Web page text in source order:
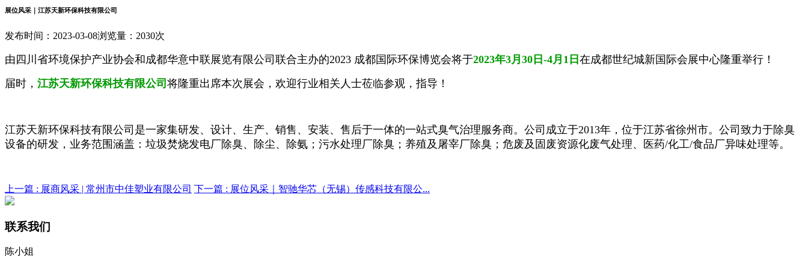
展位风采｜江苏天新环保科技有限公司
发布时间：2023-03-08浏览量：2030次
由四川省环境保护产业协会和成都华意中联展览有限公司联合主办的2023 成都国际环保博览会将于2023年3月30日-4月1日 在成都世纪城新国际会展中心隆重举行！
届时， 江苏天新环保科技有限公司 将隆重出席本次展会，欢迎行业相关人士莅临参观，指导！
江苏天新环保科技有限公司是一家集研发、设计、生产、销售、安装、售后于一体的一站式臭气治理服务商。公司成立于2013年，位于江苏省徐州市。公司致力于除臭
设备的研发，业务范围涵盖：垃圾焚烧发电厂除臭、除尘、除氨；污水处理厂除臭；养殖及屠宰厂除臭；危废及固废资源化废气处理、医药/化工/食品厂异味处理等。
上一篇 : 展商风采 | 常州市中佳塑业有限公司 下一篇 : 展位风采｜智驰华芯（无锡）传感科技有限公...
联系我们
陈小姐